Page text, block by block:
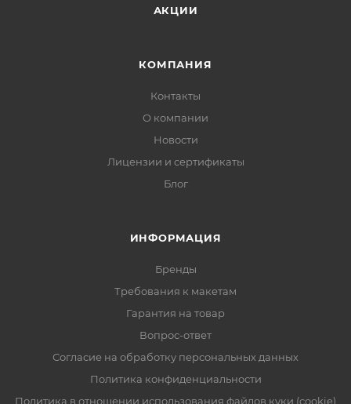
АКЦИИ
КОМПАНИЯ
Контакты
О компании
Новости
Лицензии и сертификаты
Блог
ИНФОРМАЦИЯ
Бренды
Требования к макетам
Гарантия на товар
Вопрос-ответ
Согласие на обработку персональных данных
Политика конфиденциальности
Политика в отношении использования файлов куки (cookie)